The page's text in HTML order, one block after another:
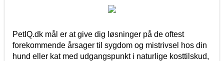
PetIQ.dk mål er at give dig løsninger på de oftest
forekommende årsager til sygdom og mistrivsel hos din
hund eller kat med udgangspunkt i naturlige kosttilskud,